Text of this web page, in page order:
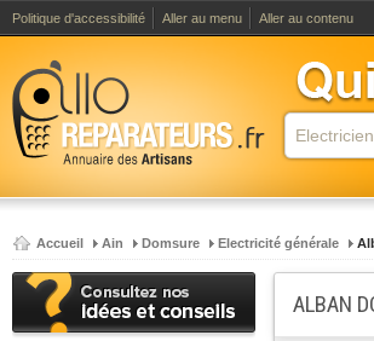
Politique d'accessibilité Aller au menu Aller au contenu
Accueil Ain Domsure Electricité générale
ALBAN